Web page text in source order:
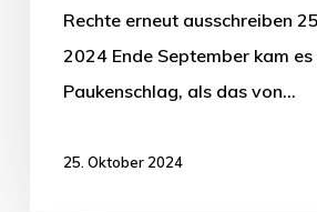
Rechte erneut ausschreiben
2024 Ende September kam es
Paukenschlag, als das von…
25. Oktober 2024